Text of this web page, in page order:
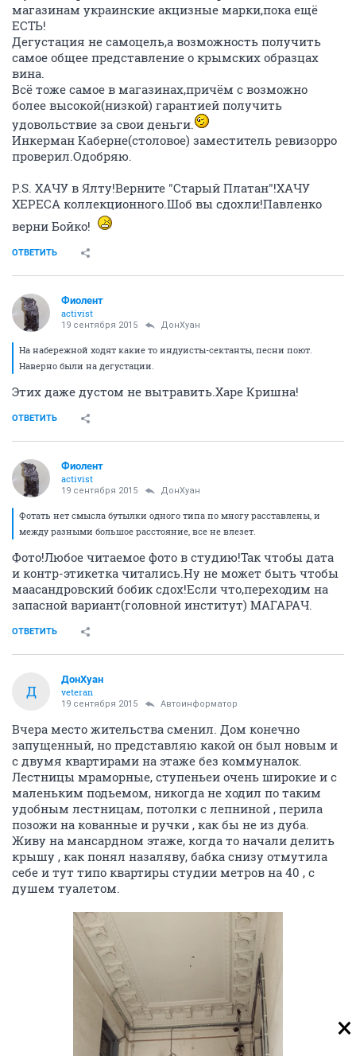
магазинам украинские акцизные марки,пока ещё
ЕСТЬ!
Дегустация не самоцель,а возможность получить
самое общее представление о крымских образцах
вина.
Всё тоже самое в магазинах,причём с возможно
более высокой(низкой) гарантией получить
удовольствие за свои деньги.
Инкерман Каберне(столовое) заместитель ревизорро
проверил.Одобряю.
P.S. ХАЧУ в Ялту!Верните "Старый Платан"!ХАЧУ
ХЕРЕСА коллекционного.Шоб вы сдохли!Павленко
верни Бойко!
ОТВЕТИТЬ
Фиолент
activist
19 сентября 2015 ДонХуан
На набережной ходят какие то индуисты-сектанты, песни поют.
Наверно были на дегустации.
Этих даже дустом не вытравить.Харе Кришна!
ОТВЕТИТЬ
Фиолент
activist
19 сентября 2015 ДонХуан
Фотать нет смысла бутылки одного типа по многу расставлены, и
между разными большое расстояние, все не влезет.
Фото!Любое читаемое фото в студию!Так чтобы дата
и контр-этикетка читались.Ну не может быть чтобы
маасандровский бобик сдох!Если что,переходим на
запасной вариант(головной институт) МАГАРАЧ.
ОТВЕТИТЬ
Д
ДонХуан
veteran
19 сентября 2015 Автоинформатор
Вчера место жительства сменил. Дом конечно
запущенный, но представляю какой он был новым и
с двумя квартирами на этаже без коммуналок.
Лестницы мраморные, ступеньеи очень широкие и с
маленьким подьемом, никогда не ходил по таким
удобным лестницам, потолки с лепниной , перила
позожи на кованные и ручки , как бы не из дуба.
Живу на мансардном этаже, когда то начали делить
крышу , как понял назаляву, бабка снизу отмутила
себе и тут типо квартиры студии метров на 40 , с
душем туалетом.